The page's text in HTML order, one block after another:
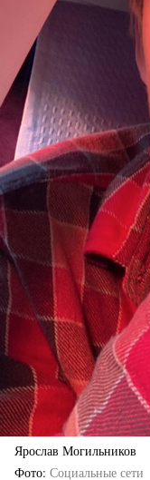
Ярослав Могильников
Фото Социальные сети